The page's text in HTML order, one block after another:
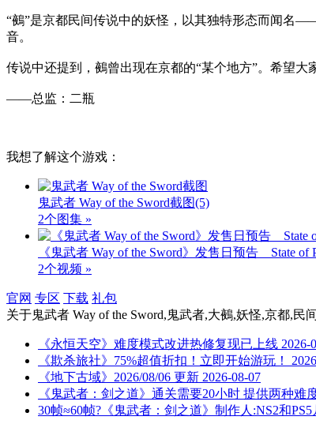
“鵺”是京都民间传说中的妖怪，以其独特形态而闻名
音。
传说中还提到，鵺曾出现在京都的“某个地方”。希望大
——总监：二瓶
我想了解这个游戏：
鬼武者 Way of the Sword截图(5)
2个图集 »
《鬼武者 Way of the Sword》发售日预告 _ State of
2个视频 »
官网 专区 下载 礼包
关于鬼武者 Way of the Sword,鬼武者,大鵺,妖怪,京都,民
《永恒天空》难度模式改进热修复现已上线 2026-
《欺杀旅社》75%超值折扣！立即开始游玩！
《地下古域》2026/08/06 更新 2026-08-07
《鬼武者：剑之道》通关需要20小时 提供两种难
30帧≈60帧?《鬼武者：剑之道》制作人:NS2和